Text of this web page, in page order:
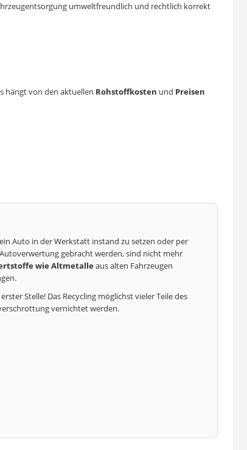
umweltfreundlich und rechtlich korrekt
hängt von den aktuellen Rohstoffkosten und Preisen
Auto in der Werkstatt instand zu setzen oder per
gebracht werden, sind nicht mehr
wie Altmetalleaus alten Fahrzeugen
Stelle! Das Recycling möglichst vieler Teile des
vernichtet werden.